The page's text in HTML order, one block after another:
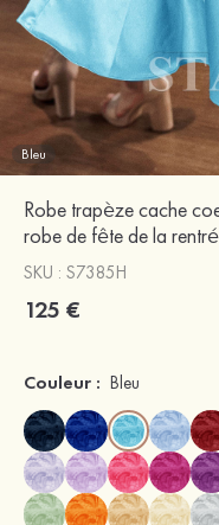
Bleu
Robe trapèze cache
robe de fête de la
SKU : S7385H
125 €
Couleur : Bleu